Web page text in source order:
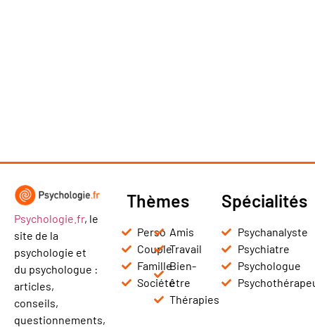
Psychologie.fr, le
site de la
psychologie et
du psychologue :
articles,
conseils,
questionnements,
Thèmes
Perso
Couple
Famille
Société
Amis
Travail
Bien-
être
Thérapies
Spécialités
Psychanalyste
Psychiatre
Psychologue